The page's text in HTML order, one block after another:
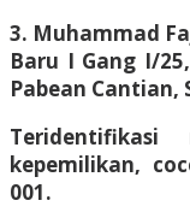
3. Muhammad
Baru I Gang I/
Pabean Cantian,
kepemilikan,
001.